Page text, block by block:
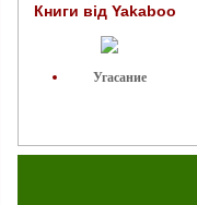
Книги від Yakaboo
Угасание